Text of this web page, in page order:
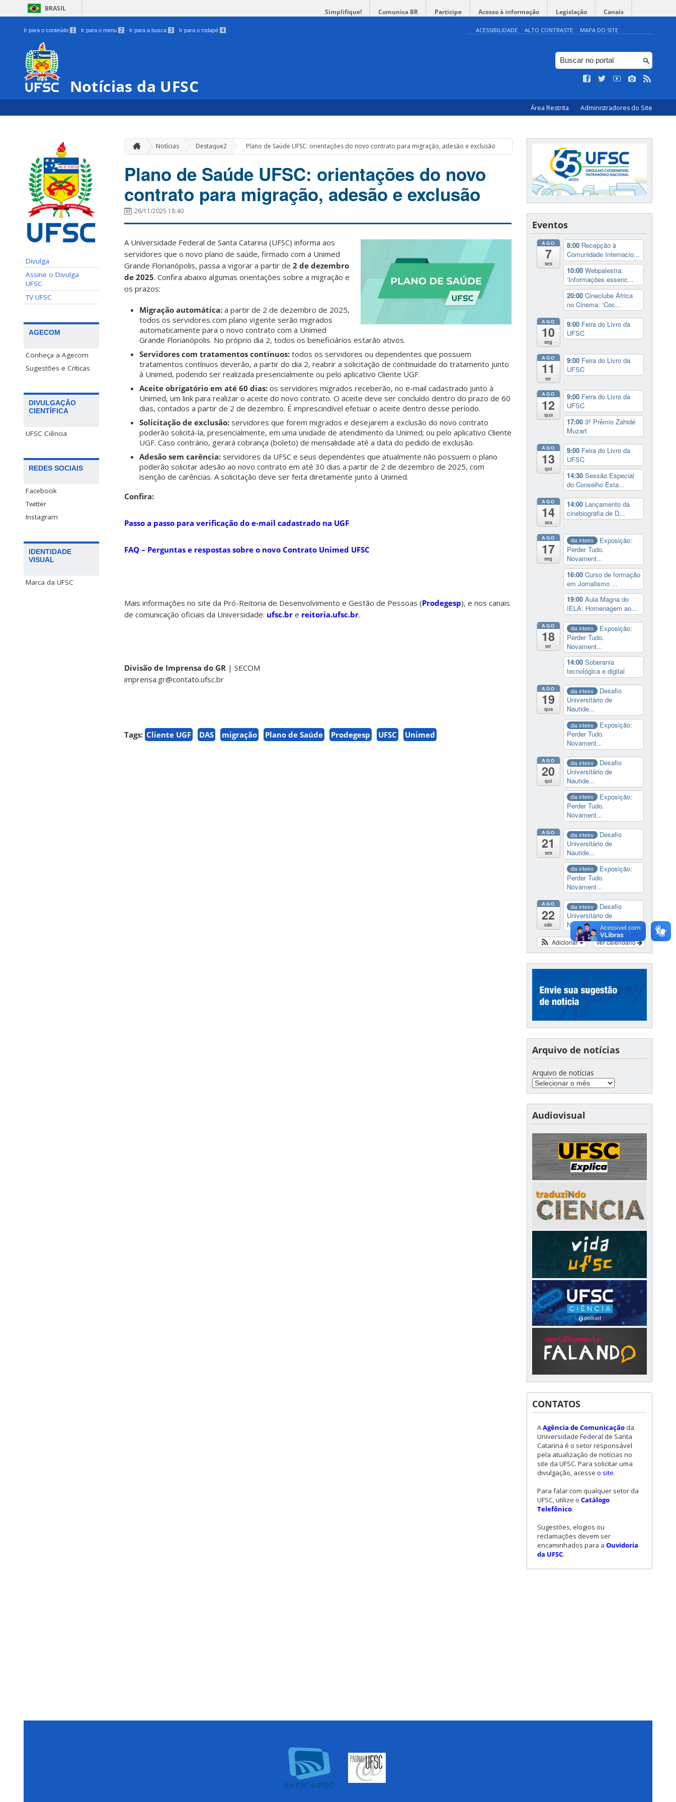
BRASIL Simplifique! Comunica BR Participe Acesso à informação Legislação Canais
Ir para o conteúdo 1 Ir para o menu 2 Ir para a busca 3 Ir para o rodapé 4 ACESSIBILIDADE ALTO CONTRASTE MAPA DO SITE
Notícias da UFSC
Área Restrita Administradores do Site
Divulga
Assine o Divulga
UFSC
TV UFSC
AGECOM
Conheça a Agecom
Sugestões e Críticas
DIVULGAÇÃO
CIENTÍFICA
UFSC Ciência
REDES SOCIAIS
Facebook
Twitter
Instagram
IDENTIDADE
VISUAL
Marca da UFSC
Notícias Destaque2 » Plano de Saúde UFSC: orientações do novo contrato para migração, adesão e exclusão
Plano de Saúde UFSC: orientações do novo
contrato para migração, adesão e exclusão
26/11/2025 18:40
A Universidade Federal de Santa Catarina (UFSC) informa aos
servidores que o novo plano de saúde, firmado com a Unimed
Grande Florianópolis, passa a vigorar a partir de 2 de dezembro
de 2025. Confira abaixo algumas orientações sobre a migração e
os prazos:
Migração automática: a partir de 2 de dezembro de 2025,
todos os servidores com plano vigente serão migrados
automaticamente para o novo contrato com a Unimed
Grande Florianópolis. No próprio dia 2, todos os beneficiários estarão ativos.
Servidores com tratamentos contínuos: todos os servidores ou dependentes que possuem
tratamentos contínuos deverão, a partir do dia 2, reabrir a solicitação de continuidade do tratamento junto
à Unimed, podendo ser realizada presencialmente ou pelo aplicativo Cliente UGF.
Aceite obrigatório em até 60 dias: os servidores migrados receberão, no e-mail cadastrado junto à
Unimed, um link para realizar o aceite do novo contrato. O aceite deve ser concluído dentro do prazo de 60
dias, contados a partir de 2 de dezembro. É imprescindível efetuar o aceite dentro desse período.
Solicitação de exclusão: servidores que forem migrados e desejarem a exclusão do novo contrato
poderão solicitá-la, presencialmente, em uma unidade de atendimento da Unimed; ou pelo aplicativo Cliente
UGF. Caso contrário, gerará cobrança (boleto) de mensalidade até a data do pedido de exclusão.
Adesão sem carência: servidores da UFSC e seus dependentes que atualmente não possuem o plano
poderão solicitar adesão ao novo contrato em até 30 dias a partir de 2 de dezembro de 2025, com
isenção de carências. A solicitação deve ser feita diretamente junto à Unimed.
Confira:
Passo a passo para verificação do e-mail cadastrado na UGF
FAQ – Perguntas e respostas sobre o novo Contrato Unimed UFSC
Mais informações no site da Pró-Reitoria de Desenvolvimento e Gestão de Pessoas (Prodegesp), e nos canais
de comunicação oficiais da Universidade: ufsc.br e reitoria.ufsc.br.
Divisão de Imprensa do GR | SECOM
imprensa.gr@contato.ufsc.br
Tags: Cliente UGF DAS migração Plano de Saúde Prodegesp UFSC Unimed
Eventos
AGO
7
sex
8:00 Recepção à
Comunidade Internacio...
10:00 Webpalestra:
‘Informações essenc...
20:00 Cineclube África
no Cinema: ‘Coc...
AGO
10
seg
9:00 Feira do Livro da
UFSC
AGO
11
ter
9:00 Feira do Livro da
UFSC
AGO
12
qua
9:00 Feira do Livro da
UFSC
17:00 3º Prêmio Zahidé
Muzart
AGO
13
qui
9:00 Feira do Livro da
UFSC
14:30 Sessão Especial
do Conselho Esta...
AGO
14
sex
14:00 Lançamento da
cinebiografia de D...
AGO
17
seg
dia inteiro
Exposição:
Perder Tudo.
Novament...
16:00 Curso de formação
em Jornalismo ...
19:00 Aula Magna do
IELA: Homenagem ao...
AGO
18
ter
dia inteiro
Exposição:
Perder Tudo.
Novament...
14:00 Soberania
tecnológica e digital
AGO
19
qua
dia inteiro
Desafio
Universitário de
Nautide...
dia inteiro
Exposição:
Perder Tudo.
Novament...
AGO
20
qui
dia inteiro
Desafio
Universitário de
Nautide...
dia inteiro
Exposição:
Perder Tudo.
Novament...
AGO
21
sex
dia inteiro
Desafio
Universitário de
Nautide...
dia inteiro
Exposição:
Perder Tudo.
Novament...
AGO
22
sáb
dia inteiro
Desafio
Universitário de
Nautide...
Ver calendário
Adicionar
Arquivo de notícias
Arquivo de notícias
Audiovisual
CONTATOS
AAgência de Comunicação da
Universidade Federal de Santa
Catarina é o setor responsável
pela atualização de notícias no
site da UFSC. Para solicitar uma
divulgação, acesse o site.
Para falar com qualquer setor da
UFSC, utilize o Catálogo
Telefônico.
Sugestões, elogios ou
reclamações devem ser
encaminhados para a Ouvidoria
da UFSC.